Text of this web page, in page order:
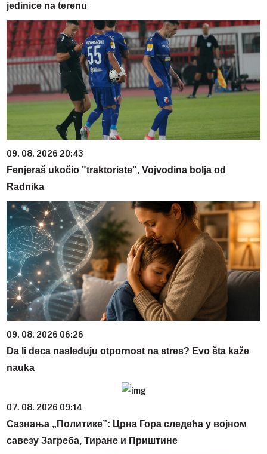
jedinice na terenu
09. 08. 2026 20:43
Fenjeraš ukočio "traktoriste", Vojvodina bolja od
Radnika
09. 08. 2026 06:26
Da li deca nasleđuju otpornost na stres? Evo šta kaže
nauka
07. 08. 2026 09:14
Сазнања „Политике”: Црна Гора следећа у војном
савезу Загреба, Тиране и Приштине